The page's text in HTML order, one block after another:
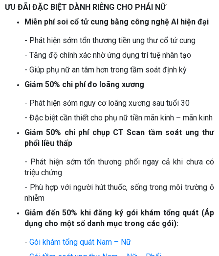
ƯU ĐÃI ĐẶC BIỆT DÀNH RIÊNG CHO PHÁI NỮ
Miễn phí soi cổ tử cung bằng công nghệ AI hiện đại
- Phát hiện sớm tổn thương tiền ung thư cổ tử cung
- Tăng độ chính xác nhờ ứng dụng trí tuệ nhân tạo
- Giúp phụ nữ an tâm hơn trong tầm soát định kỳ
Giảm 50% chi phí đo loãng xương
- Phát hiện sớm nguy cơ loãng xương sau tuổi 30
- Đặc biệt cần thiết cho phụ nữ tiền mãn kinh – mãn kinh
Giảm 50% chi phí chụp CT Scan tầm soát ung thư
phổi liều thấp
- Phát hiện sớm tổn thương phổi ngay cả khi chưa có
triệu chứng
- Phù hợp với người hút thuốc, sống trong môi trường ô
nhiễm
Giảm đến 50% khi đăng ký gói khám tổng quát (Áp
dụng cho một số danh mục trong các gói):
- Gói khám tổng quát Nam – Nữ